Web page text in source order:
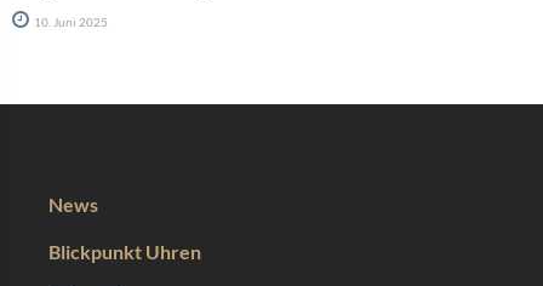
10. Juni 2025
News
Blickpunkt Uhren